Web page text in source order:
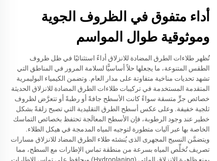
أداء متفوق في الظروف الجوية
وموثوقية طوال المواسم
تُظهر طلاءات الطرق المضادة للانزلاق أداءً استثنائيًا في ظل ظروف
الطقس المتنوعة، ما يجعلها حلاً أساسيًّا لسلامة المرور في المناطق التي
تشهد تحديات مناخية متفاوتة على مدار العام. وتضمن الكيمياء البوليمرية
المتقدمة المستخدمة في تركيبات طلاءات الطرق المضادة للانزلاق الحديثة
خصائص جرٍّ متسقة سواءً كانت الأسطح جافةً أو رطبةً أو تتعرَّض لظروف
ثلجية خفيفة. وعلى عكس أسطح الطرق التقليدية التي تصبح زلقةً بشكل
خطير عند وجود الرطوبة، فإن الأسطح المعالَجة تحتفظ بخصائص التماسك
الخاصة بها عبر آليات متطورة لتوجيه المياه المدمجة في هيكل الطلاء.
ويتضمَّن النسيج المجهرى الذى يُنشئه طلاء الطرق المضاد للانزلاق مسارات
تصريف تُخلِّص المياه بسرعة من منطقة تماس الإطارات مع السطح، مما
يمنع ظاهرة الانزلاق المائي (Hydroplaning) ويحافظ على تماس الإطارات